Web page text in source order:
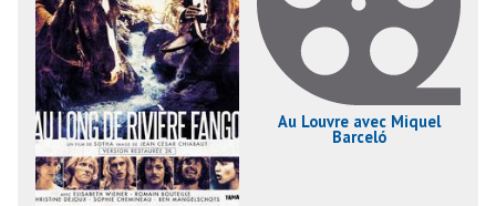
Au Louvre avec Miquel
Barceló